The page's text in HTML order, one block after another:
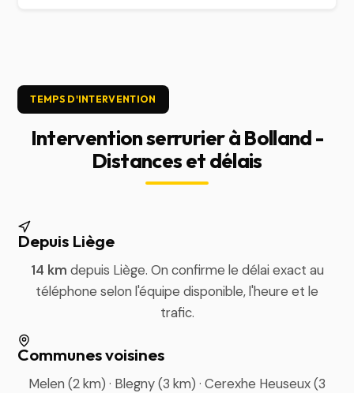
TEMPS D'INTERVENTION
Intervention serrurier à Bolland -
Distances et délais
Depuis Liège
14 km depuis Liège. On confirme le délai exact au
téléphone selon l'équipe disponible, l'heure et le
trafic.
Communes voisines
Melen (2 km) · Blegny (3 km) · Cerexhe Heuseux (3